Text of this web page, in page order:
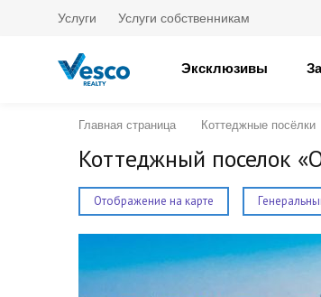
Услуги Услуги собственникам
Эксклюзивы
Главная страница Коттеджные посёлки
Коттеджный поселок
Отображение на карте